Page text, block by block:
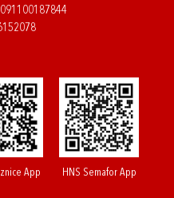
App HNS Semafor App